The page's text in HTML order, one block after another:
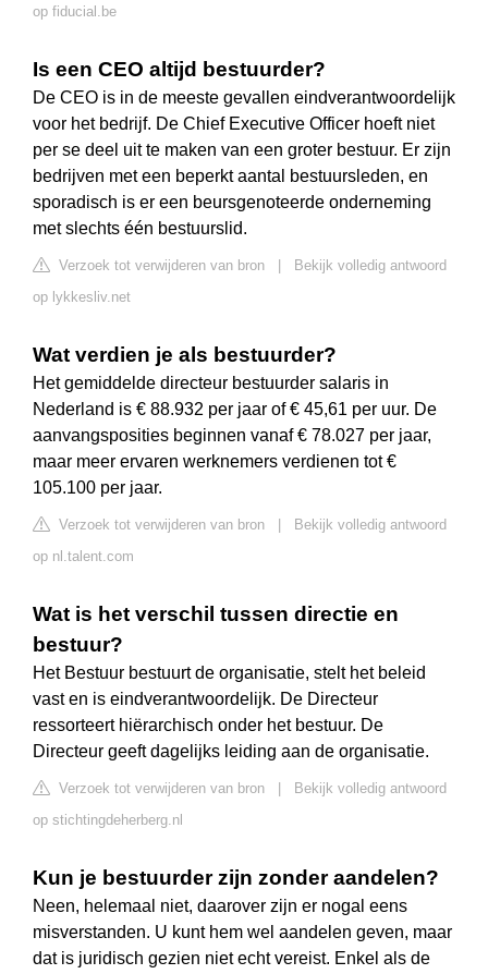
op fiducial.be
Is een CEO altijd bestuurder?
De CEO is in de meeste gevallen eindverantwoordelijk
voor het bedrijf. De Chief Executive Officer hoeft niet
per se deel uit te maken van een groter bestuur. Er zijn
bedrijven met een beperkt aantal bestuursleden, en
sporadisch is er een beursgenoteerde onderneming
met slechts één bestuurslid.
Verzoek tot verwijderen van bron
Bekijk volledig antwoord
op lykkesliv.net
Wat verdien je als bestuurder?
Het gemiddelde directeur bestuurder salaris in
Nederland is € 88.932 per jaar of € 45,61 per uur. De
aanvangsposities beginnen vanaf € 78.027 per jaar,
maar meer ervaren werknemers verdienen tot €
105.100 per jaar.
Verzoek tot verwijderen van bron
Bekijk volledig antwoord
op nl.talent.com
Wat is het verschil tussen directie en
bestuur?
Het Bestuur bestuurt de organisatie, stelt het beleid
vast en is eindverantwoordelijk. De Directeur
ressorteert hiërarchisch onder het bestuur. De
Directeur geeft dagelijks leiding aan de organisatie.
Verzoek tot verwijderen van bron
Bekijk volledig antwoord
op stichtingdeherberg.nl
Kun je bestuurder zijn zonder aandelen?
Neen, helemaal niet, daarover zijn er nogal eens
misverstanden. U kunt hem wel aandelen geven, maar
dat is juridisch gezien niet echt vereist. Enkel als de